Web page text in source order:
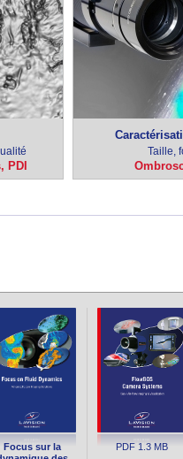
PDI
Taille,
Focus sur la
PDF 1.3 MB